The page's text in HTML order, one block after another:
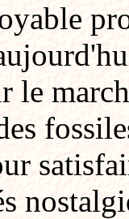
le